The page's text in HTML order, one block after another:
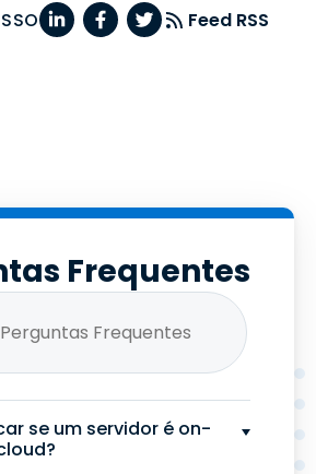
Feed RSS
Frequentes
se um servidor é on-